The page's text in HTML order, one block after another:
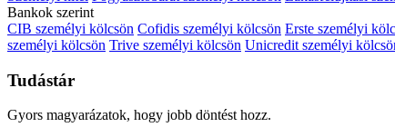
Bankok szerint
CIB személyi kölcsön Cofidis személyi kölcsön Erste személyi
személyi kölcsön Trive személyi kölcsön Unicredit személyi
Tudástár
Gyors magyarázatok, hogy jobb döntést hozz.